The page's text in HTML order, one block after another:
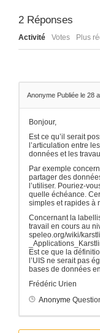
2 Réponses
Activité Votes Plus
Anonyme Publiée le 28
Bonjour,
Est ce qu’il serait
l’articulation entre
données et les
Par exemple
partager des
l’utiliser. Pouriez-
quelle échéance.
simples et rapides à
Concernant la
travail en cours au
speleo.org/wiki/
Est ce que la
l’UIS ne serait pas
bases de données
Frédéric Urien
Anonyme